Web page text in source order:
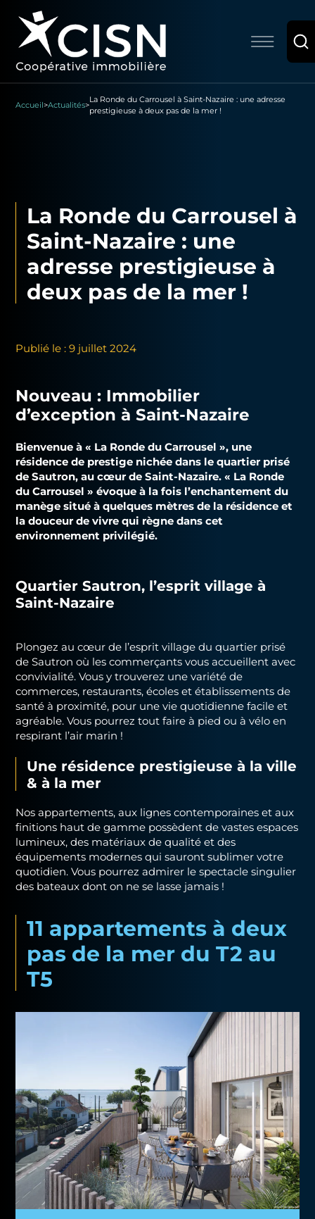
Accueil>Actualités>
La Ronde du Carrousel à Saint-Nazaire : une adresse
prestigieuse à deux pas de la mer !
La Ronde du Carrousel à
Saint-Nazaire : une
adresse prestigieuse à
deux pas de la mer !
Publié le : 9 juillet 2024
Nouveau : Immobilier
d’exception à Saint-Nazaire
Bienvenue à « La Ronde du Carrousel », une
résidence de prestige nichée dans le quartier prisé
de Sautron, au cœur deSaint-Nazaire. « La Ronde
du Carrousel » évoque à la fois l’enchantement du
manège situé à quelques mètres de la résidence et
la douceur de vivre qui règne dans cet
environnement privilégié.
Quartier Sautron, l’esprit village à
Saint-Nazaire
Plongez au cœur de l’esprit village du quartier prisé
de Sautron où les commerçants vous accueillent avec
convivialité. Vous y trouverez une variété de
commerces, restaurants, écoles et établissements de
santé à proximité, pour une vie quotidienne facile et
agréable. Vous pourrez tout faire à pied ou à vélo en
respirant l’air marin !
Une résidence prestigieuse à la ville
& à la mer
Nos appartements, aux lignes contemporaines et aux
finitions haut de gamme possèdent de vastes espaces
lumineux, des matériaux de qualité et des
équipements modernes qui sauront sublimer votre
quotidien. Vous pourrez admirer le spectacle singulier
des bateaux dont on ne se lasse jamais !
11 appartements à deux
pas de la mer du T2 au
T5